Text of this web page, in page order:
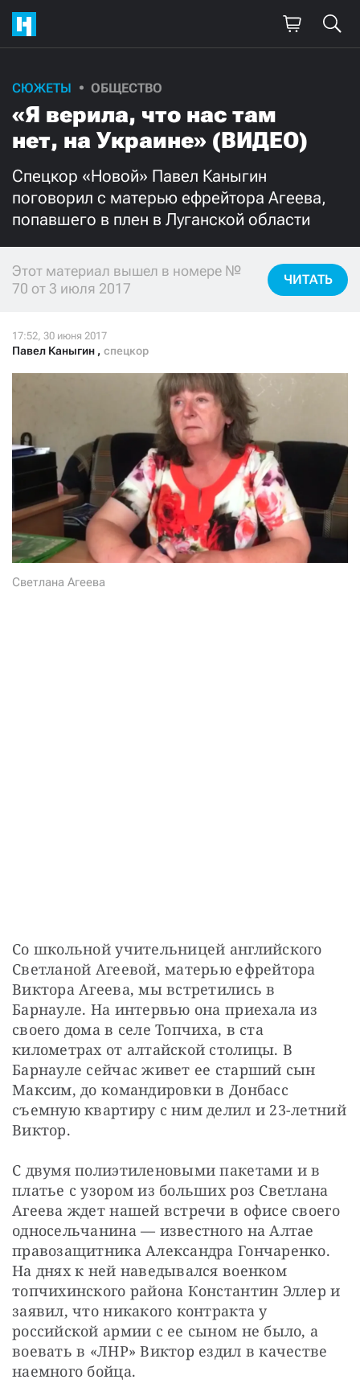
СЮЖЕТЫ ОБЩЕСТВО
«Я верила, что нас там
нет, на Украине» (ВИДЕО)
Спецкор «Новой» Павел Каныгин
поговорил с матерью ефрейтора Агеева,
попавшего в плен в Луганской области
Этот материал вышел в номере №
70 от 3 июля 2017
ЧИТАТЬ
Павел Каныгин , спецкор
Светлана Агеева
Со школьной учительницей английского
Светланой Агеевой, матерью ефрейтора
Виктора Агеева, мы встретились в
Барнауле. На интервью она приехала из
своего дома в селе Топчиха, в ста
километрах от алтайской столицы. В
Барнауле сейчас живет ее старший сын
Максим, до командировки в Донбасс
съемную квартиру с ним делил и 23-летний
Виктор.
С двумя полиэтиленовыми пакетами и в
платье с узором из больших роз Светлана
Агеева ждет нашей встречи в офисе своего
односельчанина — известного на Алтае
правозащитника Александра Гончаренко.
На днях к ней наведывался военком
топчихинского района Константин Эллер и
заявил, что никакого контракта у
российской армии с ее сыном не было, а
воевать в «ЛНР» Виктор ездил в качестве
наемного бойца.
Поддержите
нашу работу!
Ежемесячно Разово
3000 1000
500 300
Нажимая кнопку «Стать соучастником»,
я принимаю условия и подтверждаю свое гражданство РФ
ПОДЕЛИТЬСЯ С ДРУЗЬЯМИ
Если у вас есть вопросы, пишите donate@novayagazeta.ru
звоните:
+7 (929) 612-03-68